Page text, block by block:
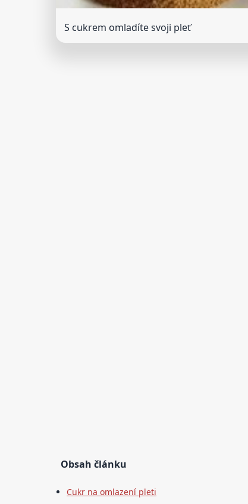
S cukrem omladíte svoji pleť
Obsah článku
Cukr na omlazení pleti